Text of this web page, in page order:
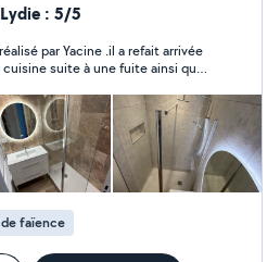
de leurs budget, avec une
travail de qualité pour des
O643549O49
: 5/5
par Yacine .il a refait arrivée
suite à une fuite ainsi que
De très bon conseil sur l'achat du
pro dans son travail.nous
recommande
de faïence